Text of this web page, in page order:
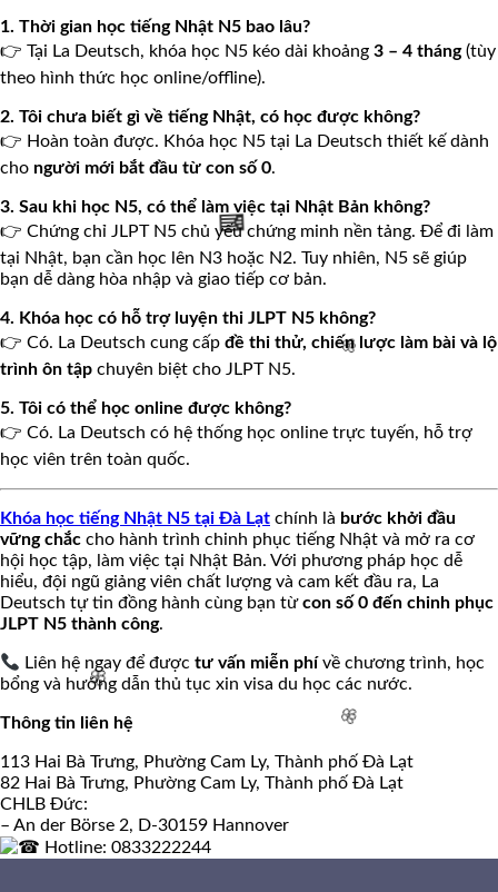
🌸
🌸
🧧
🧧
1. Thời gian học tiếng Nhật N5 bao lâu?
👉 Tại La Deutsch, khóa học N5 kéo dài khoảng 3 – 4 tháng(tùy
theo hình thức học online/offline).
2. Tôi chưa biết gì về tiếng Nhật, có học được không?
👉 Hoàn toàn được. Khóa học N5 tại La Deutsch thiết kế dành
cho người mới bắt đầu từ con số 0.
3. Sau khi học N5, có thể làm việc tại Nhật Bản không?
👉 Chứng chỉ JLPT N5 chủ yếu chứng minh nền tảng. Để đi làm
tại Nhật, bạn cần học lên N3 hoặc N2. Tuy nhiên, N5 sẽ giúp
bạn dễ dàng hòa nhập và giao tiếp cơ bản.
4. Khóa học có hỗ trợ luyện thi JLPT N5 không?
👉 Có. La Deutsch cung cấp đề thi thử, chiến lược làm bài và lộ
trình ôn tập chuyên biệt cho JLPT N5.
5. Tôi có thể học online được không?
👉 Có. La Deutsch có hệ thống học online trực tuyến, hỗ trợ
học viên trên toàn quốc.
Khóa học tiếng Nhật N5 tại Đà Lạt chính là bước khởi đầu
vững chắc cho hành trình chinh phục tiếng Nhật và mở ra cơ
hội học tập, làm việc tại Nhật Bản. Với phương pháp học dễ
hiểu, đội ngũ giảng viên chất lượng và cam kết đầu ra, La
Deutsch tự tin đồng hành cùng bạn từcon số 0 đến chinh phục
JLPT N5 thành công.
Liên hệ ngay để đượctư vấn miễn phívề chương trình, học
bổng và hướng dẫn thủ tục xin visa du học các nước.
Thông tin liên hệ
113 Hai Bà Trưng, Phường Cam Ly, Thành phố Đà Lạt
82 Hai Bà Trưng, Phường Cam Ly, Thành phố Đà Lạt
CHLB Đức:
– An der Börse 2, D-30159 Hannover
Hotline: 0833222244